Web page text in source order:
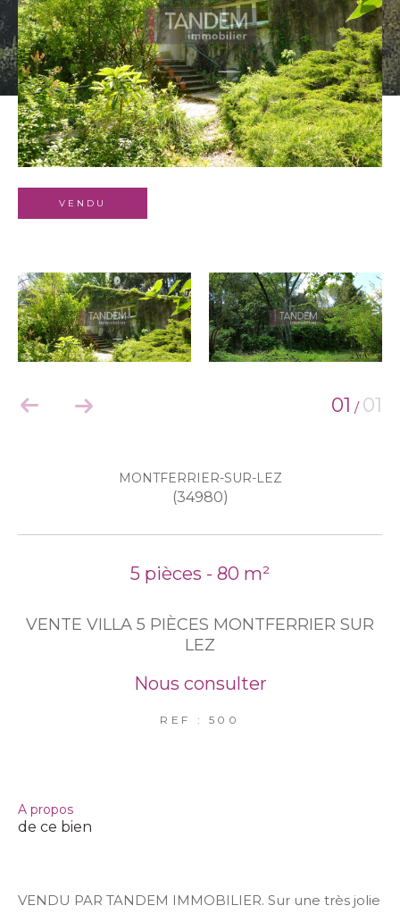
VENDU
01 / 01
MONTFERRIER-SUR-LEZ
(34980)
5 pièces - 80 m²
VENTE VILLA 5 PIÈCES MONTFERRIER SUR
LEZ
Nous consulter
REF : 500
a propos
de ce bien
VENDU PAR TANDEM IMMOBILIER. Sur une très jolie
Budget
Surface
Surface
Pièces
Pièces
TERRASSE PARKING PISCINE
FILTRER PAR
RECHERCHER